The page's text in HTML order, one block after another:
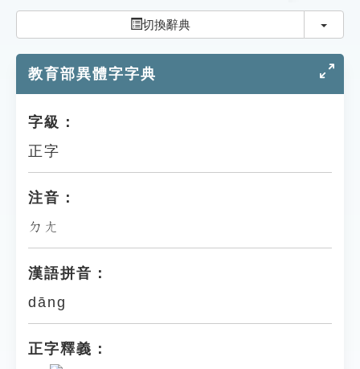
貓頭鷹博士
切換辭典 切換
教育部異體字字典
字級：
正字
注音：
ㄉㄤ
漢語拼音：
dāng
正字釋義：